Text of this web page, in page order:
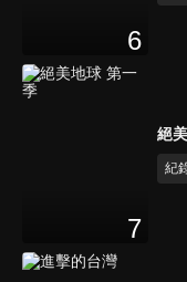
6
7
絕
紀